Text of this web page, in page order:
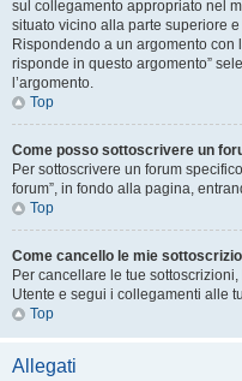
sul collegamento appropriato nel
situato vicino alla parte superiore
Rispondendo a un argomento con
risponde in questo argomento”
l’argomento.
Top
Come posso sottoscrivere un
Per sottoscrivere un forum
forum”, in fondo alla pagina,
Top
Come cancello le mie
Per cancellare le tue
Utente e segui i collegamenti alle
Top
Allegati